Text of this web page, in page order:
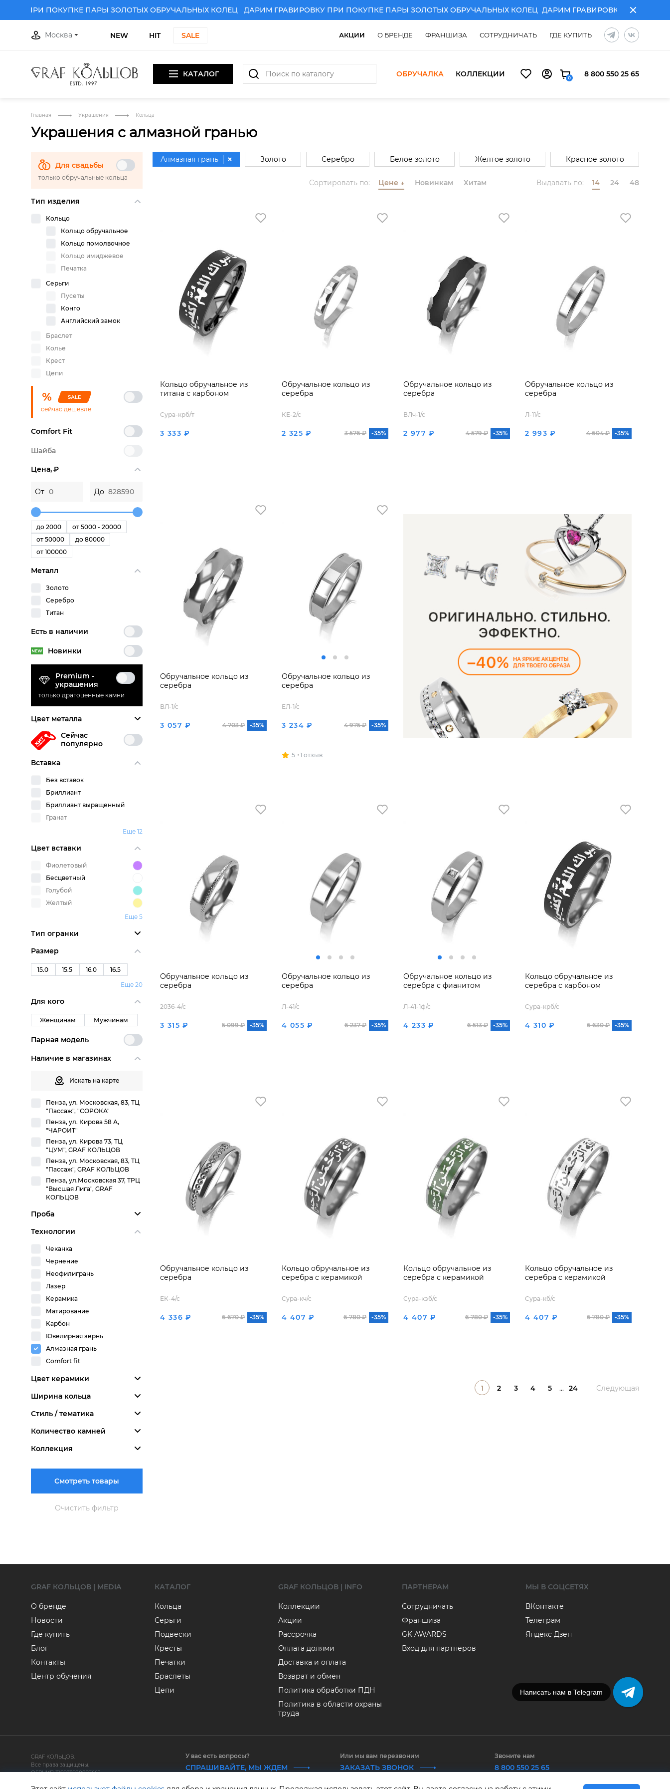
ДАРИМ ГРАВИРОВКУ ПРИ
ПРИ ПОКУПКЕ ПАРЫ ЗОЛОТЫХ ОБРУЧАЛЬНЫХ КОЛЕЦ ДАРИМ ГРАВИРОВКУ ПРИ ПОКУПКЕ ПАРЫ ЗОЛОТЫХ ОБРУЧАЛЬНЫХ КОЛЕЦ
Москва NEW HIT SALE АКЦИИ О БРЕНДЕ ФРАНШИЗА СОТРУДНИЧАТЬ ГДЕ КУПИТЬ
КАТАЛОГ ОБРУЧАЛКА КОЛЛЕКЦИИ 0 8 800 550 25 65
Главная Украшения Кольца
Украшения с алмазной гранью
Для свадьбы
только обручальные кольца
Тип изделия
Кольцо
Кольцо обручальное
Кольцо помолвочное
Кольцо имиджевое
Печатка
Серьги
Пусеты
Конго
Английский замок
Браслет
Колье
Крест
Цепи
сейчас дешевле
Comfort Fit
Шайба
Цена,P
От До
до 2000
от 5000 - 20000
от 50000
до 80000
от 100000
Металл
Золото
Серебро
Титан
Есть в наличии
Новинки
Premium -
украшения
только драгоценные камни
Цвет металла
Сейчас
популярно
Вставка
Без вставок
Бриллиант
Бриллиант выращенный
Гранат
Еще 12
Цвет вставки
Фиолетовый
Бесцветный
Голубой
Желтый
Еще 5
Тип огранки
Размер
15.0 15.5 16.0
16.5
Еще 20
Для кого
Женщинам Мужчинам
Парная модель
Наличие в магазинах
Искать на карте
Пенза, ул. Московская, 83, ТЦ
"Пассаж", "СОРОКА"
Пенза, ул. Кирова 58 А,
"ЧАРОИТ"
Пенза, ул. Кирова 73, ТЦ
"ЦУМ", GRAF КОЛЬЦОВ
Пенза, ул. Московская, 83, ТЦ
"Пассаж", GRAF КОЛЬЦОВ
Пенза, ул.Московская 37, ТРЦ
"Высшая Лига", GRAF
КОЛЬЦОВ
Проба
Технологии
Чеканка
Чернение
Неофилигрань
Лазер
Керамика
Матирование
Карбон
Ювелирная зернь
Алмазная грань
Comfort fit
Цвет керамики
Ширина кольца
Стиль / тематика
Количество камней
Коллекция
Смотреть товары
Очистить фильтр
Алмазная грань Золото Серебро Белое золото Желтое золото Красное золото
Комбинированное золото
Сортировать по: Цене ↓ Новинкам Хитам Выдавать по: 14 24 48
Кольцо обручальное из
титана с карбоном
Сура-крб/т
3 333 ₽
Обручальное кольцо из
серебра
КЕ-2/с
2 325 ₽ 3 576 ₽ -35%
Обручальное кольцо из
серебра
ВЛч-1/с
2 977 ₽ 4 579 ₽ -35%
Обручальное кольцо из
серебра
Л-11/с
2 993 ₽ 4 604 ₽ -35%
Обручальное кольцо из
серебра
ВЛ-1/с
3 057 ₽ 4 703 ₽ -35%
Обручальное кольцо из
серебра
ЕЛ-1/с
3 234 ₽ 4 975 ₽ -35%
5 1 отзыв
Обручальное кольцо из
серебра
2036-4/с
3 315 ₽ 5 099 ₽ -35%
Обручальное кольцо из
серебра
Л-41/с
4 055 ₽ 6 237 ₽ -35%
Обручальное кольцо из
серебра с фианитом
Л-41-1ф/с
4 233 ₽ 6 513 ₽ -35%
Кольцо обручальное из
серебра с карбоном
Сура-крб/с
4 310 ₽ 6 630 ₽ -35%
Обручальное кольцо из
серебра
ЕК-4/с
4 336 ₽ 6 670 ₽ -35%
Кольцо обручальное из
серебра с керамикой
Сура-кч/с
4 407 ₽ 6 780 ₽ -35%
Кольцо обручальное из
серебра с керамикой
Сура-кзб/с
4 407 ₽ 6 780 ₽ -35%
Кольцо обручальное из
серебра с керамикой
Сура-кб/с
4 407 ₽ 6 780 ₽ -35%
1 2 3 4 5 ... 24 Следующая
GRAF КОЛЬЦОВ | MEDIA
О бренде
Новости
Где купить
Блог
Контакты
Центр обучения
КАТАЛОГ
Кольца
Серьги
Подвески
Кресты
Печатки
Браслеты
Цепи
GRAF КОЛЬЦОВ | INFO
Коллекции
Акции
Рассрочка
Оплата долями
Доставка и оплата
Возврат и обмен
Политика обработки ПДН
Политика в области охраны
труда
ПАРТНЕРАМ
Сотрудничать
Франшиза
GK AWARDS
Вход для партнеров
МЫ В СОЦСЕТЯХ
ВКонтакте
Телеграм
Яндекс Дзен
GRAF КОЛЬЦОВ.
Все права защищены.
ОГРНИП 316583500097662
У вас есть вопросы?
СПРАШИВАЙТЕ, МЫ ЖДЕМ
Или мы вам перезвоним
ЗАКАЗАТЬ ЗВОНОК
Звоните нам
8 800 550 25 65
Написать нам в Telegram